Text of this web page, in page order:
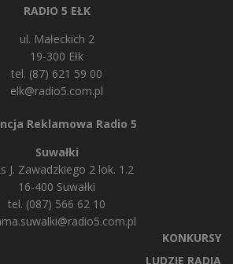
RADIO 5 EŁK
ul. Małeckich 2
19-300 Ełk
tel. (87) 621 59 00
elk@radio5.com.pl
Reklamowa Radio 5
Suwałki
J. Zawadzkiego 2 lok. 1.2
16-400 Suwałki
tel. (087) 566 62 10
KONKURSY
LUDZIE RADIA